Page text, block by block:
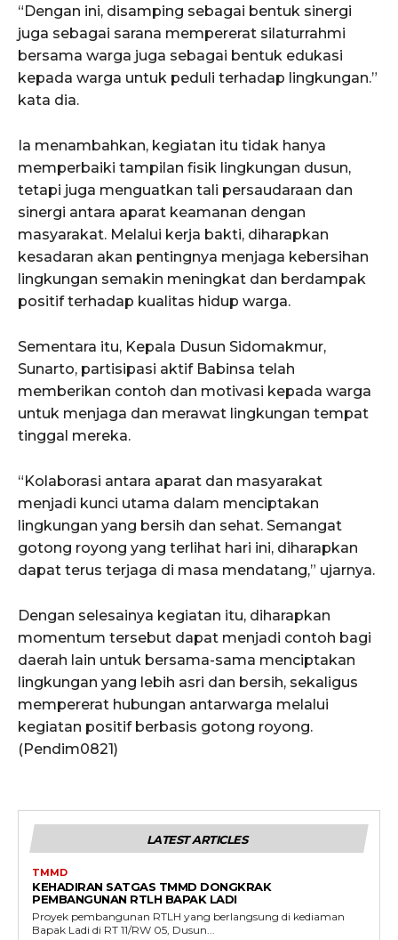
“Dengan ini, disamping sebagai bentuk sinergi
juga sebagai sarana mempererat silaturrahmi
bersama warga juga sebagai bentuk edukasi
kepada warga untuk peduli terhadap lingkungan.”
kata dia.
Ia menambahkan, kegiatan itu tidak hanya
memperbaiki tampilan fisik lingkungan dusun,
tetapi juga menguatkan tali persaudaraan dan
sinergi antara aparat keamanan dengan
masyarakat. Melalui kerja bakti, diharapkan
kesadaran akan pentingnya menjaga kebersihan
lingkungan semakin meningkat dan berdampak
positif terhadap kualitas hidup warga.
Sementara itu, Kepala Dusun Sidomakmur,
Sunarto, partisipasi aktif Babinsa telah
memberikan contoh dan motivasi kepada warga
untuk menjaga dan merawat lingkungan tempat
tinggal mereka.
“Kolaborasi antara aparat dan masyarakat
menjadi kunci utama dalam menciptakan
lingkungan yang bersih dan sehat. Semangat
gotong royong yang terlihat hari ini, diharapkan
dapat terus terjaga di masa mendatang,” ujarnya.
Dengan selesainya kegiatan itu, diharapkan
momentum tersebut dapat menjadi contoh bagi
daerah lain untuk bersama-sama menciptakan
lingkungan yang lebih asri dan bersih, sekaligus
mempererat hubungan antarwarga melalui
kegiatan positif berbasis gotong royong.
(Pendim0821)
LATEST ARTICLES
TMMD
KEHADIRAN SATGAS TMMD DONGKRAK
PEMBANGUNAN RTLH BAPAK LADI
Proyek pembangunan RTLH yang berlangsung di kediaman
Bapak Ladi di RT 11/RW 05, Dusun...